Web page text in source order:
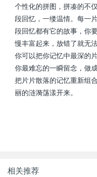
个性化的拼图，拼凑的不
段回忆，一缕温情。每一
段回忆都有它的故事，你
慢丰富起来，放错了就无法
你可以把你记忆中最深的
你最难忘的一瞬留念，做
把片片散落的记忆重新组
丽的涟漪荡漾开来。
相关推荐